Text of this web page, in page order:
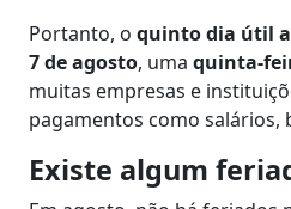
Portanto, o quinto dia útil
7 de agosto, uma quinta-
muitas empresas e
pagamentos como salários,
Existe algum